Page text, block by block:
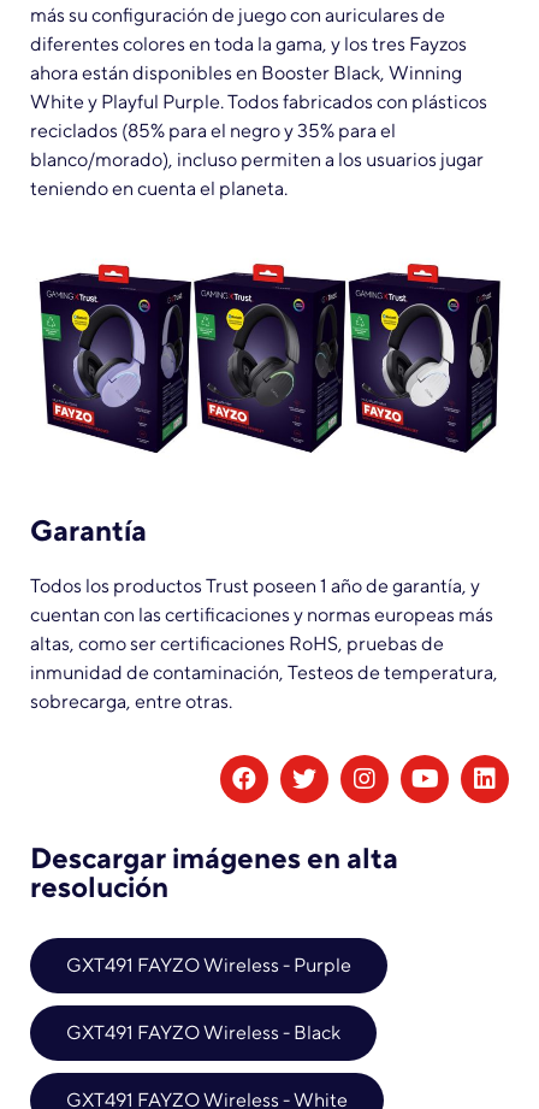
más su configuración de juego con auriculares de
diferentes colores en toda la gama, y los tres Fayzos
ahora están disponibles en Booster Black, Winning
White y Playful Purple. Todos fabricados con plásticos
reciclados (85% para el negro y 35% para el
blanco/morado), incluso permiten a los usuarios jugar
teniendo en cuenta el planeta.
Garantía
Todos los productos Trust poseen 1 año de garantía, y
cuentan con las certificaciones y normas europeas más
altas, como ser certificaciones RoHS, pruebas de
inmunidad de contaminación, Testeos de temperatura,
sobrecarga, entre otras.
Descargar imágenes en alta
resolución​​​​​​​​​
GXT491 FAYZO Wireless - Purple
GXT491 FAYZO Wireless - Black
GXT491 FAYZO Wireless - White